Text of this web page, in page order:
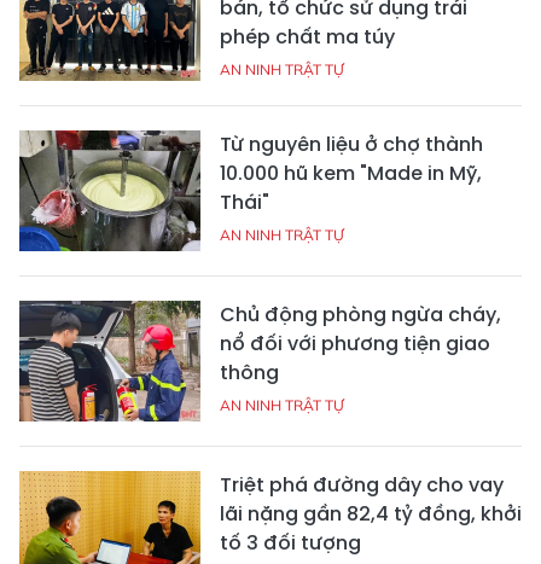
bán, tổ chức sử dụng trái
phép chất ma túy
AN NINH TRẬT TỰ
Từ nguyên liệu ở chợ thành
10.000 hũ kem "Made in Mỹ,
Thái"
AN NINH TRẬT TỰ
Chủ động phòng ngừa cháy,
nổ đối với phương tiện giao
thông
AN NINH TRẬT TỰ
Triệt phá đường dây cho vay
lãi nặng gần 82,4 tỷ đồng, khởi
tố 3 đối tượng